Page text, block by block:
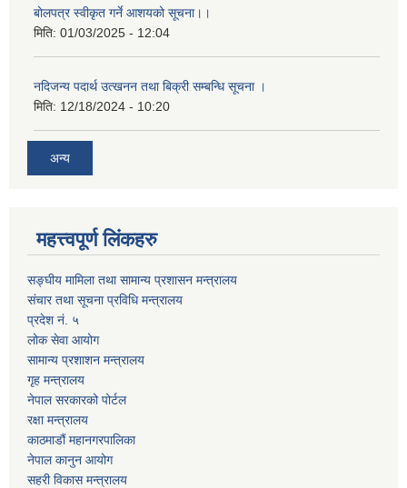
बोलपत्र स्वीकृत गर्ने आशयको सूचना।।
मिति: 01/03/2025 - 12:04
नदिजन्य पदार्थ उत्खनन तथा बिक्री सम्बन्धि सूचना ।
मिति: 12/18/2024 - 10:20
अन्य
महत्त्वपूर्ण लिंकहरु
सङ्घीय मामिला तथा सामान्य प्रशासन मन्त्रालय
संचार तथा सूचना प्रविधि मन्त्रालय
प्रदेश नं. ५
लोक सेवा आयोग
सामान्य प्रशाशन मन्त्रालय
गृह मन्त्रालय
नेपाल सरकारको पोर्टल
रक्षा मन्त्रालय
काठमाडौं महानगरपालिका
नेपाल कानुन आयोग
सहरी विकास मन्त्रालय